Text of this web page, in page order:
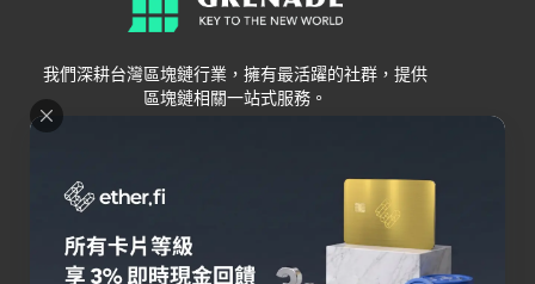
我們深耕台灣區塊鏈行業，擁有最活躍的社群，提供
區塊鏈相關一站式服務。
Grenade
關於我們
聯絡我們
錢包
交易所
Bybit